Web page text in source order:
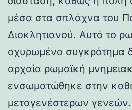
μέσα στα σπλάχνα του
Διοκλητιανού. Αυτό το
οχυρωμένο συγκρότημα
αρχαία ρωμαϊκή
ενσωματώθηκε στην
μεταγενέστερων